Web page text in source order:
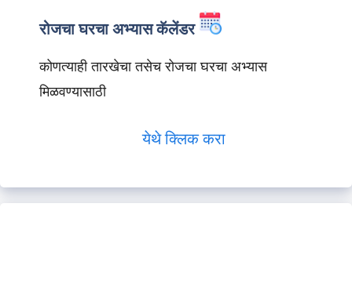
रोजचा घरचा अभ्यास कॅलेंडर
कोणत्याही तारखेचा तसेच रोजचा घरचा अभ्यास
मिळवण्यासाठी
येथे क्लिक करा